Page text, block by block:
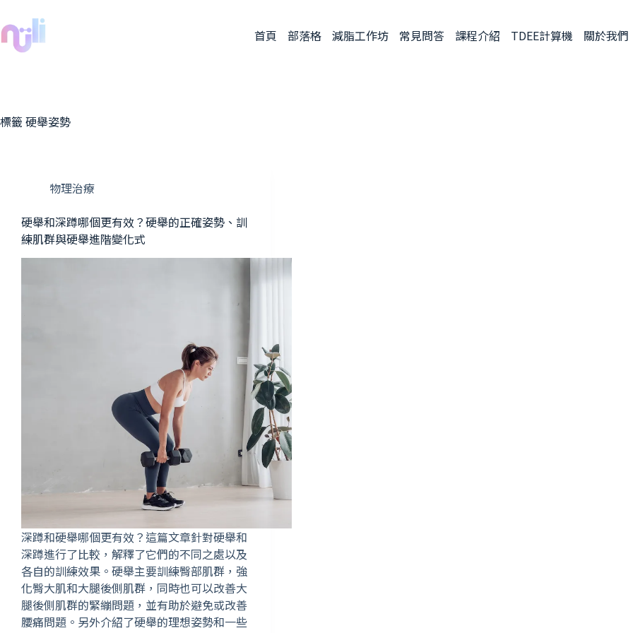
首頁 部落格 減脂工作坊 常見問答 課程介紹 TDEE計算機 關於我們
標籤 硬舉姿勢
物理治療
硬舉和深蹲哪個更有效？硬舉的正確姿勢、訓
練肌群與硬舉進階變化式
深蹲和硬舉哪個更有效？這篇文章針對硬舉和
深蹲進行了比較，解釋了它們的不同之處以及
各自的訓練效果。硬舉主要訓練臀部肌群，強
化臀大肌和大腿後側肌群，同時也可以改善大
腿後側肌群的緊繃問題，並有助於避免或改善
腰痛問題。另外介紹了硬舉的理想姿勢和一些